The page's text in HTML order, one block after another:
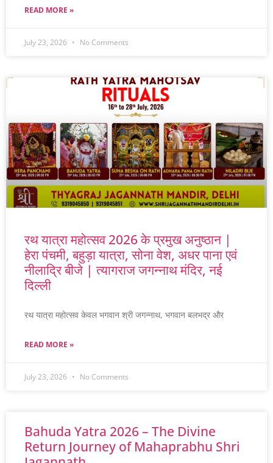
READ MORE »
July 23, 2026 No Comments
रथ यात्रा महोत्सव 2026 के प्रमुख अनुष्ठान |
हेरा पंचमी, बहुड़ा यात्रा, सोना वेश, अधर पाना एवं
नीलाद्रि बीजे | त्यागराज जगन्नाथ मंदिर, नई
दिल्ली
रथ यात्रा महोत्सव केवल भगवान श्री जगन्नाथ, भगवान बलभद्र और
READ MORE »
July 23, 2026 No Comments
Bahuda Yatra 2026 – The Divine
Return Journey of Mahaprabhu Shri